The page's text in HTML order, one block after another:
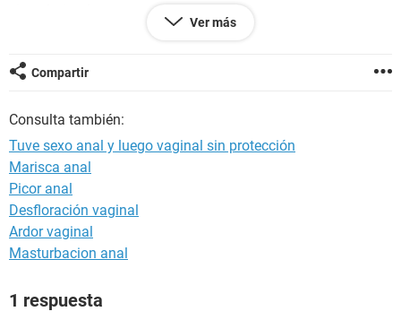
Ver más
Compartir
Consulta también:
Tuve sexo anal y luego vaginal sin protección
Marisca anal
Picor anal
Desfloración vaginal
Ardor vaginal
Masturbacion anal
1 respuesta